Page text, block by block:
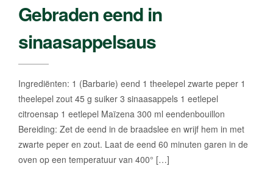
Gebraden eend in
sinaasappelsaus
Ingrediënten: 1 (Barbarie) eend 1 theelepel zwarte peper 1
theelepel zout 45 g suiker 3 sinaasappels 1 eetlepel
citroensap 1 eetlepel Maïzena 300 ml eendenbouillon
Bereiding: Zet de eend in de braadslee en wrijf hem in met
zwarte peper en zout. Laat de eend 60 minuten garen in de
oven op een temperatuur van 400° […]